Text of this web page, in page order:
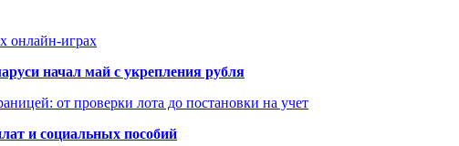
онлайн-играх
начал май с укрепления рубля
от проверки лота до постановки на учет
и социальных пособий